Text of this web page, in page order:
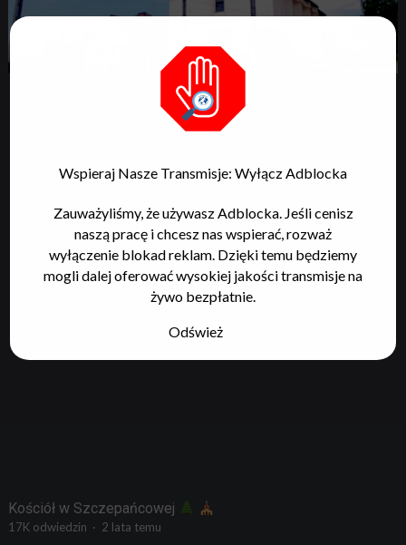
Kościół w Szczepańcowej
17Kodwiedzin · 2 lata temu
Wspieraj Nasze Transmisje: Wyłącz Adblocka
Zauważyliśmy, że używasz Adblocka. Jeśli cenisz
naszą pracę i chcesz nas wspierać, rozważ
wyłączenie blokad reklam. Dzięki temu będziemy
mogli dalej oferować wysokiej jakości transmisje na
żywo bezpłatnie.
Odśwież